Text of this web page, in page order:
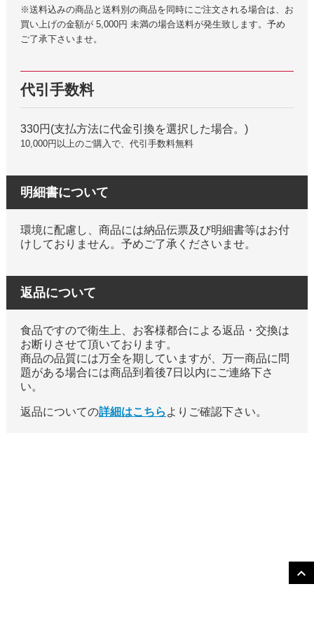
※送料込みの商品と送料別の商品を同時にご注文される場合は、お
買い上げの金額が 5,000円 未満の場合送料が発生致します。予め
ご了承下さいませ。
代引手数料
330円(支払方法に代金引換を選択した場合。)
10,000円以上のご購入で、代引手数料無料
明細書について
環境に配慮し、商品には納品伝票及び明細書等はお付
けしておりません。予めご了承くださいませ。
返品について
食品ですので衛生上、お客様都合による返品・交換は
お断りさせて頂いております。
商品の品質には万全を期していますが、万一商品に問
題がある場合には商品到着後7日以内にご連絡下さ
い。
返品についての詳細はこちら よりご確認下さい。
expand_more